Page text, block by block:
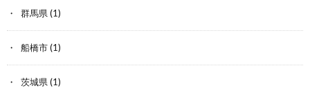
群馬県(1)
船橋市(1)
茨城県(1)